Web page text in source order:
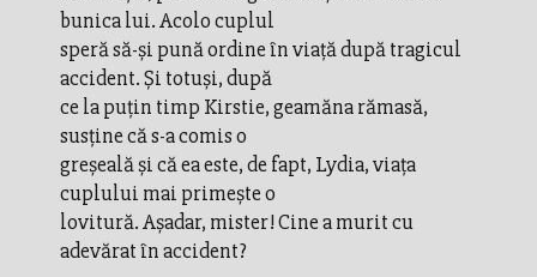
bunica lui. Acolo cuplul
speră să-și pună ordine în viaţă după tragicul
accident. Și totuși, după
ce la puţin timp Kirstie, geamăna rămasă,
susţine că s-a comis o
greșeală și că ea este, de fapt, Lydia, viaţa
cuplului mai primește o
lovitură. Așadar, mister! Cine a murit cu
adevărat în accident?